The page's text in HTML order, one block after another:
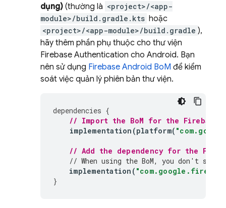
dụng) (thường là <project>/<app-
module>/build.gradle.kts hoặc
<project>/<app-module>/build.gradle ),
hãy thêm phần phụ thuộc cho thư viện
Firebase Authentication cho Android. Bạn
nên sử dụng Firebase Android BoM để kiểm
soát việc quản lý phiên bản thư viện.
dependencies {
// Import the BoM for the Firebase
implementation (platform(
// Add the dependency for the
// When using the BoM, you don't
implementation (
}